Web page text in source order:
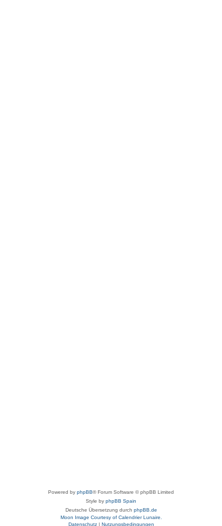
Powered by phpBB® Forum Software © phpBB Limited
Style by phpBB Spain
Deutsche Übersetzung durch phpBB.de
Moon Image Courtesy of Calendrier Lunaire.
Datenschutz| Nutzungsbedingungen